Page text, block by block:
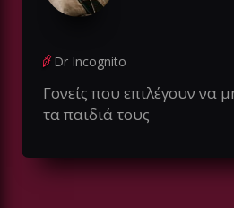
Dr Incognito
Γονείς που επιλέγουν να
τα παιδιά τους